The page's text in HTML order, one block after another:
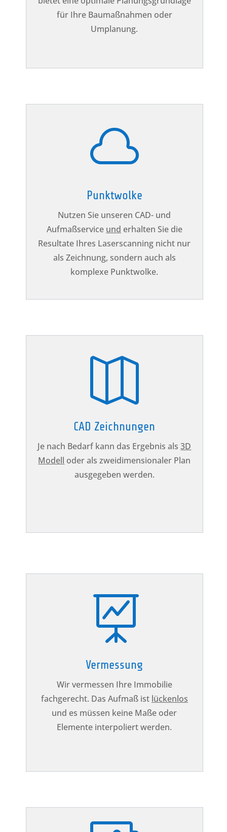
für Ihre Baumaßnahmen oder
Umplanung.

Punktwolke
Nutzen Sie unseren CAD- und
Aufmaßservice und erhalten Sie die
Resultate Ihres Laserscanning nicht nur
als Zeichnung, sondern auch als
komplexe Punktwolke.

CAD Zeichnungen
Je nach Bedarf kann das Ergebnis als3D
Modell oder als zweidimensionaler Plan
ausgegeben werden.

Vermessung
Wir vermessen Ihre Immobilie
fachgerecht. Das Aufmaß ist lückenlos
und es müssen keine Maße oder
Elemente interpoliert werden.